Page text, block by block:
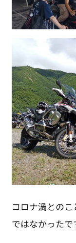
コロナ渦との
ではなかったで